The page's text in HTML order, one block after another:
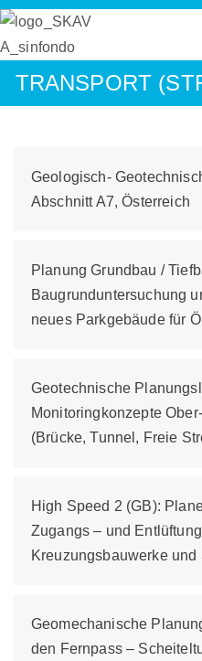
TRANSPORT
Geologisch-
Abschnitt A7, Österreich
Planung Grundbau /
Baugrunduntersuchung
neues Parkgebäude für
Geotechnische
Monitoringkonzepte
(Brücke, Tunnel, Freie
High Speed 2 (GB):
Zugangs – und
Kreuzungsbauwerke und
Geomechanische
den Fernpass –